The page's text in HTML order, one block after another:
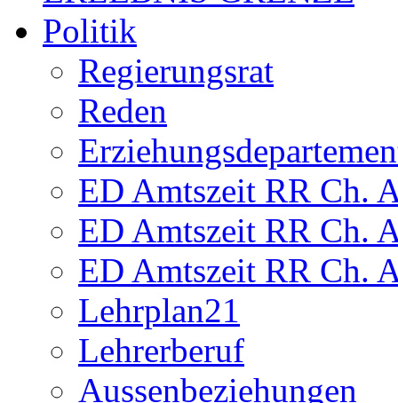
Politik
Regierungsrat
Reden
ED Amtszeit RR Ch.
ED Amtszeit RR Ch.
ED Amtszeit RR Ch.
Lehrplan21
Lehrerberuf
Aussenbeziehungen